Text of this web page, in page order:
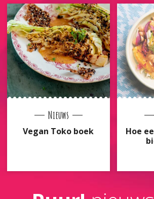
Nieuws
Vegan Toko boek
Hoe